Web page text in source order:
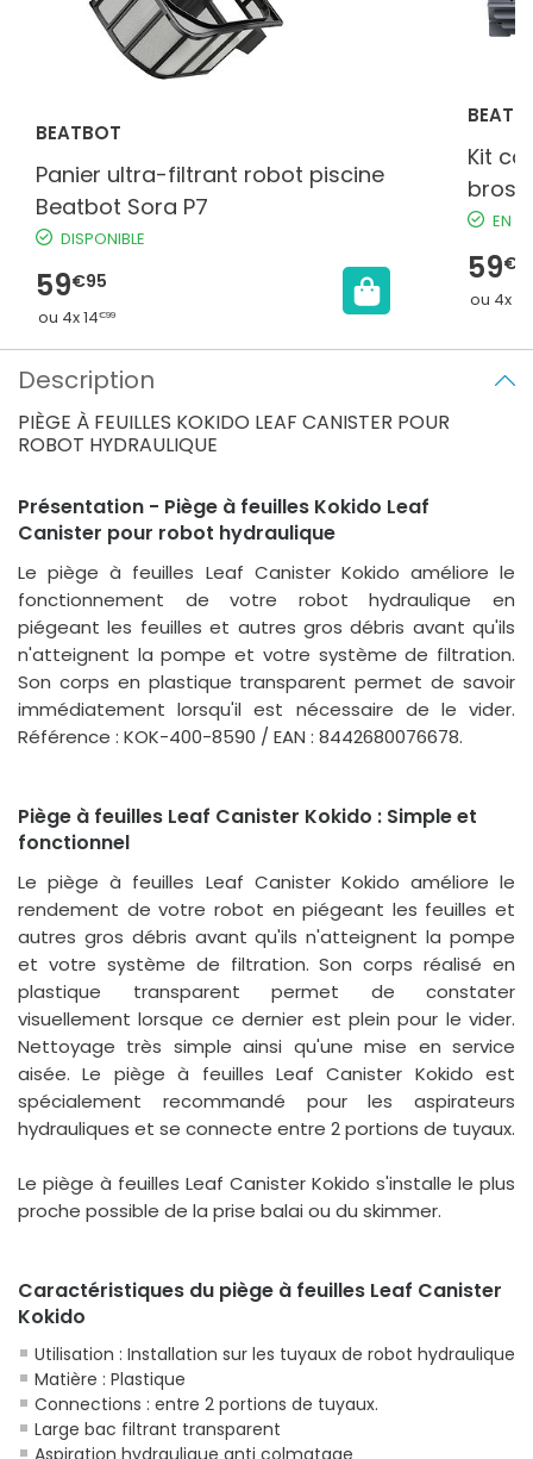
BEATBOT
Panier ultra-filtrant robot piscine
Beatbot Sora P7
DISPONIBLE
59€95
ou 4x 14€99
Kit
EN
59
ou 4x 15
Description
PIÈGE À FEUILLES KOKIDO LEAF CANISTER POUR
ROBOT HYDRAULIQUE
Présentation - Piège à feuilles Kokido Leaf
Canister pour robot hydraulique
Le piège à feuilles Leaf Canister Kokido améliore le
fonctionnement de votre robot hydraulique en
piégeant les feuilles et autres gros débris avant qu'ils
n'atteignent la pompe et votre système de filtration.
Son corps en plastique transparent permet de savoir
immédiatement lorsqu'il est nécessaire de le vider.
Référence : KOK-400-8590 / EAN : 8442680076678.
Piège à feuilles Leaf Canister Kokido : Simple et
fonctionnel
Le piège à feuilles Leaf Canister Kokido améliore le
rendement de votre robot en piégeant les feuilles et
autres gros débris avant qu'ils n'atteignent la pompe
et votre système de filtration. Son corps réalisé en
plastique transparent permet de constater
visuellement lorsque ce dernier est plein pour le vider.
Nettoyage très simple ainsi qu'une mise en service
aisée. Le piège à feuilles Leaf Canister Kokido est
spécialement recommandé pour les aspirateurs
hydrauliques et se connecte entre 2 portions de tuyaux.
Le piège à feuilles Leaf Canister Kokido s'installe le plus
proche possible de la prise balai ou du skimmer.
Caractéristiques du piège à feuilles Leaf Canister
Kokido
Utilisation : Installation sur les tuyaux de robot hydraulique
Matière : Plastique
Connections : entre 2 portions de tuyaux.
Large bac filtrant transparent
Aspiration hydraulique anti colmatage